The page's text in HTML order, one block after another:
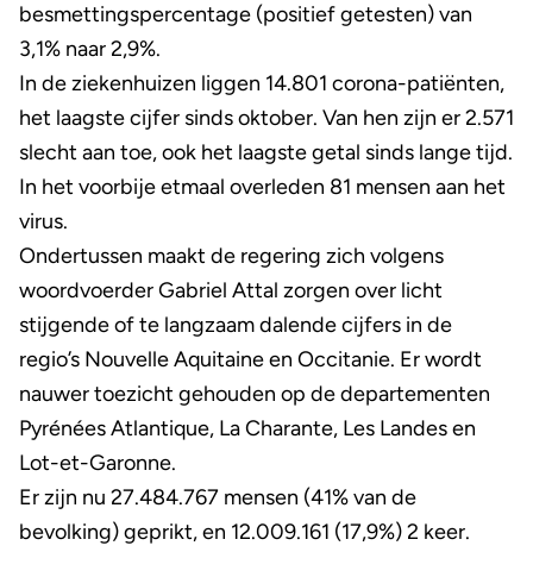
besmettingspercentage (positief getesten) van
3,1% naar 2,9%.
In de ziekenhuizen liggen 14.801 corona-patiënten,
het laagste cijfer sinds oktober. Van hen zijn er 2.571
slecht aan toe, ook het laagste getal sinds lange tijd.
In het voorbije etmaal overleden 81 mensen aan het
virus.
Ondertussen maakt de regering zich volgens
woordvoerder Gabriel Attal zorgen over licht
stijgende of te langzaam dalende cijfers in de
regio’s Nouvelle Aquitaine en Occitanie. Er wordt
nauwer toezicht gehouden op de departementen
Pyrénées Atlantique, La Charante, Les Landes en
Lot-et-Garonne.
Er zijn nu 27.484.767 mensen (41% van de
bevolking) geprikt, en 12.009.161 (17,9%) 2 keer.